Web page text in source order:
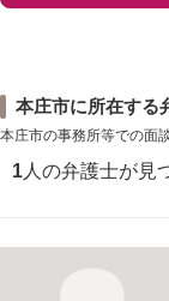
本庄市に所在する
本庄市の事務所等での面
1 人の弁護士が見